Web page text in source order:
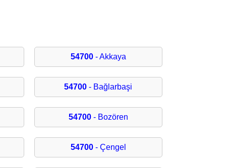
54700- Akkaya
54700 - Bağlarbaşi
54700- Bozören
54700- Çengel